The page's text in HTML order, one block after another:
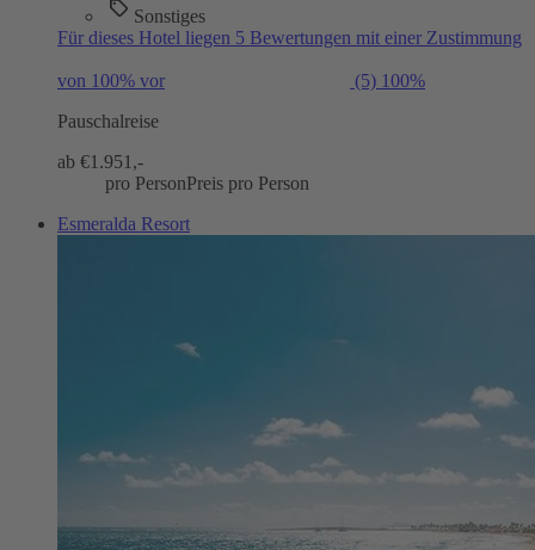
Sonstiges
Für dieses Hotel liegen 5 Bewertungen mit einer Zustimmung
von 100% vor (5) 100%
Pauschalreise
ab €1.951,-
pro PersonPreis pro Person
Esmeralda Resort